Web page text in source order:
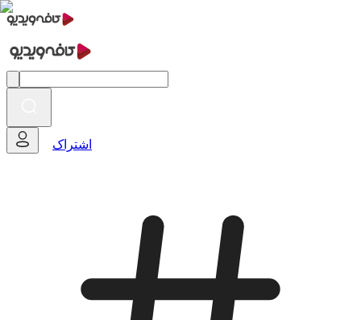
اشتراک